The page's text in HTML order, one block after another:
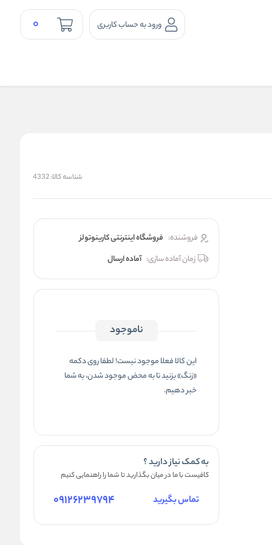
ورود به حساب کاربری 0
شناسه کالا:4332
فروشنده: فروشگاه اینترنتی کارینوتولز
زمان آماده سازی: آماده ارسال
ناموجود
این کالا فعلا موجود نیست! لطفا روی دکمه
«زنگ» بزنید تا به محض موجود شدن، به شما
خبر دهیم.
به کمک نیاز دارید ؟
کافیست با ما در میان بگذارید تا شما را راهنمایی کنیم
تماس بگیرید 09126239794